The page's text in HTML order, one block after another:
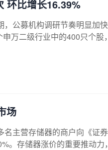
环比增长16.39%
公募机构调研节奏明显加
万二级行业中的400只个
场
主营存储器的商户向《证
。存储器涨价的重要推动